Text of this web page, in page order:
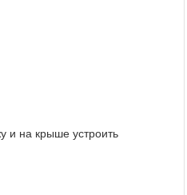
и на крыше устроить